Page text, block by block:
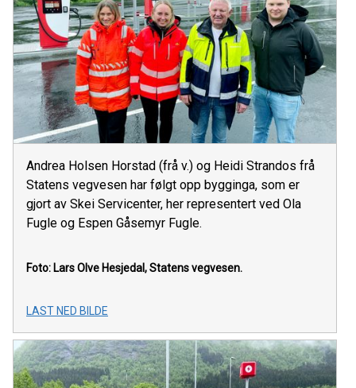
Andrea Holsen Horstad (frå v.) og Heidi Strandos frå
Statens vegvesen har følgt opp bygginga, som er
gjort av Skei Servicenter, her representert ved Ola
Fugle og Espen Gåsemyr Fugle.
Foto: Lars Olve Hesjedal, Statens vegvesen.
LAST NED BILDE